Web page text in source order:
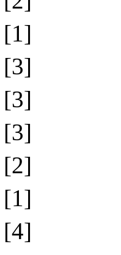
[1]
[3]
[3]
[3]
[2]
[1]
[4]